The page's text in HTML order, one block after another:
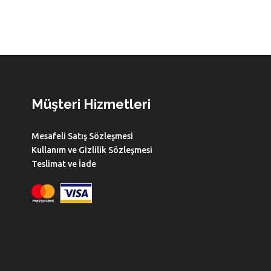
Müşteri Hizmetleri
Mesafeli Satış Sözleşmesi
Kullanım ve Gizlilik Sözleşmesi
Teslimat ve İade